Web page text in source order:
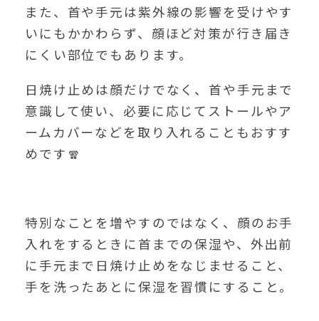
また、首や手元は紫外線の影響を受けやす
いにもかかわらず、顔ほど対策が行き届き
にくい部位でもあります。
日焼け止めは顔だけでなく、首や手元まで
意識して使い、必要に応じてストールやア
ームカバーなどを取り入れることもおすす
めです🧣
特別なことを増やすのではなく、顔のお手
入れをするときに首までの保湿や、外出前
に手元まで日焼け止めをなじませること、
手を洗ったあとに保湿を習慣にすること。